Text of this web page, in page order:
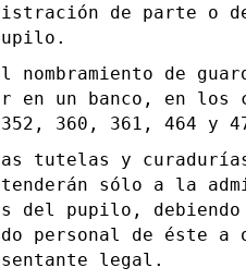
de parte o
de
en un banco, en
360, 361, 464 y
tutelas y curadurías
sólo a la
del pupilo, debiendo
personal de éste a
legal.